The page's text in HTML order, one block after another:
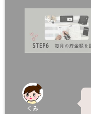
くみ